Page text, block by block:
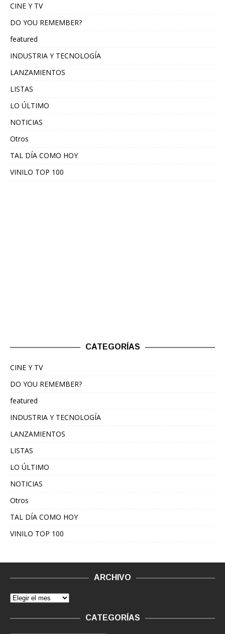
CINE Y TV
DO YOU REMEMBER?
featured
INDUSTRIA Y TECNOLOGÍA
LANZAMIENTOS
LISTAS
LO ÚLTIMO
NOTICIAS
Otros
TAL DÍA COMO HOY
VINILO TOP 100
CATEGORÍAS
CINE Y TV
DO YOU REMEMBER?
featured
INDUSTRIA Y TECNOLOGÍA
LANZAMIENTOS
LISTAS
LO ÚLTIMO
NOTICIAS
Otros
TAL DÍA COMO HOY
VINILO TOP 100
ARCHIVO
CATEGORÍAS